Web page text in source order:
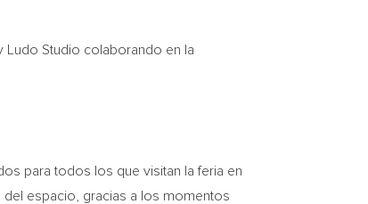
Ludo Studio colaborando en la
para todos los que visitan la feria en
del espacio, gracias a los momentos